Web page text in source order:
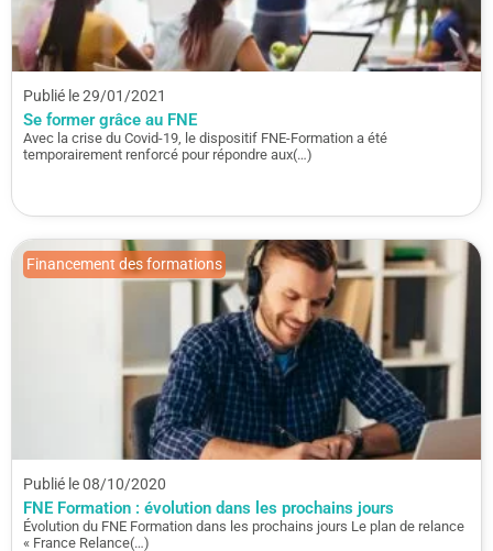
Publié le 29/01/2021
Se former grâce au FNE
Avec la crise du Covid-19, le dispositif FNE-Formation a été
temporairement renforcé pour répondre aux(…)
Publié le 08/10/2020
FNE Formation : évolution dans les prochains jours
Évolution du FNE Formation dans les prochains jours Le plan de relance
« France Relance(…)
Financement des formations